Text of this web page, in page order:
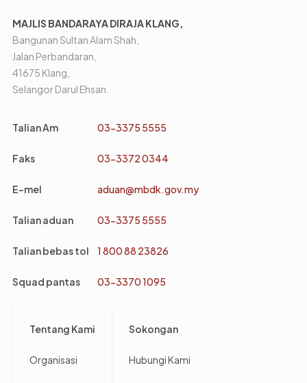
MAJLIS BANDARAYA DIRAJA KLANG,
Bangunan Sultan Alam Shah,
Jalan Perbandaran,
41675 Klang,
Selangor Darul Ehsan.
Talian Am 03-3375 5555
Faks 03-3372 0344
E-mel aduan@mbdk.gov.my
Talian aduan 03-3375 5555
Talian bebas tol 1 800 88 23826
Squad pantas 03-3370 1095
Tentang Kami
Organisasi
Sokongan
Hubungi Kami